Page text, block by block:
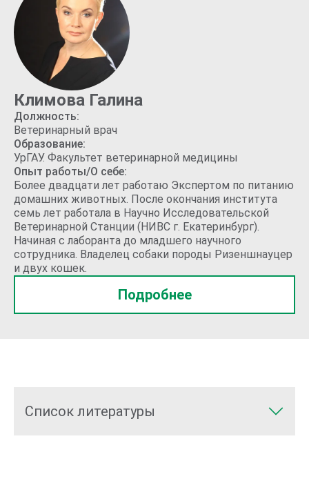
Климова Галина
Должность:
Ветеринарный врач
Образование:
УрГАУ. Факультет ветеринарной медицины
Опыт работы/О себе:
Более двадцати лет работаю Экспертом по питанию
домашних животных. После окончания института
семь лет работала в Научно Исследовательской
Ветеринарной Станции (НИВС г. Екатеринбург).
Начиная с лаборанта до младшего научного
сотрудника. Владелец собаки породы Ризеншнауцер
и двух кошек.
Подробнее
Список литературы